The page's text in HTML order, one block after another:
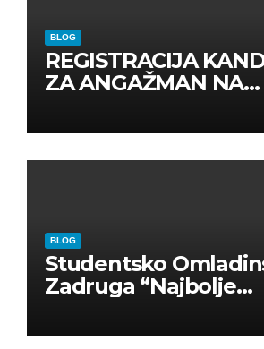
BLOG
REGISTRACIJA
ZA ANGAŽMAN NA
BLOG
Studentsko
Zadruga “Najbolje